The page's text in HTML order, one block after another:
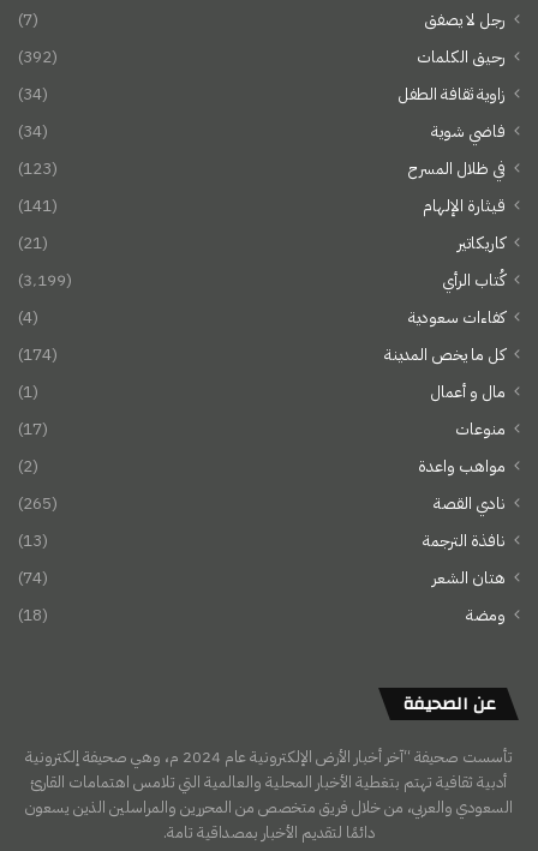
رجل لا يصفق
(7)
رحيق الكلمات
(392)
زاوية ثقافة الطفل
(34)
فاضي شوية
(34)
في ظلال المسرح
(123)
قيثارة الإلهام
(141)
كاريكاتير
(21)
كُتاب الرأي
(3٬199)
كفاءات سعودية
(4)
كل ما يخص المدينة
(174)
مال و أعمال
(1)
منوعات
(17)
مواهب واعدة
(2)
نادي القصة
(265)
نافذة الترجمة
(13)
هتان الشعر
(74)
ومضة
(18)
عن الصحيفة
تأسست صحيفة “آخر أخبار الأرض الإلكترونية عام 2024 م، وهي صحيفة إلكترونية
أدبية ثقافية تهتم بتغطية الأخبار المحلية والعالمية التي تلامس اهتمامات القارئ
السعودي والعربي، من خلال فريق متخصص من المحررين والمراسلين الذين يسعون
دائمًا لتقديم الأخبار بمصداقية تامة.